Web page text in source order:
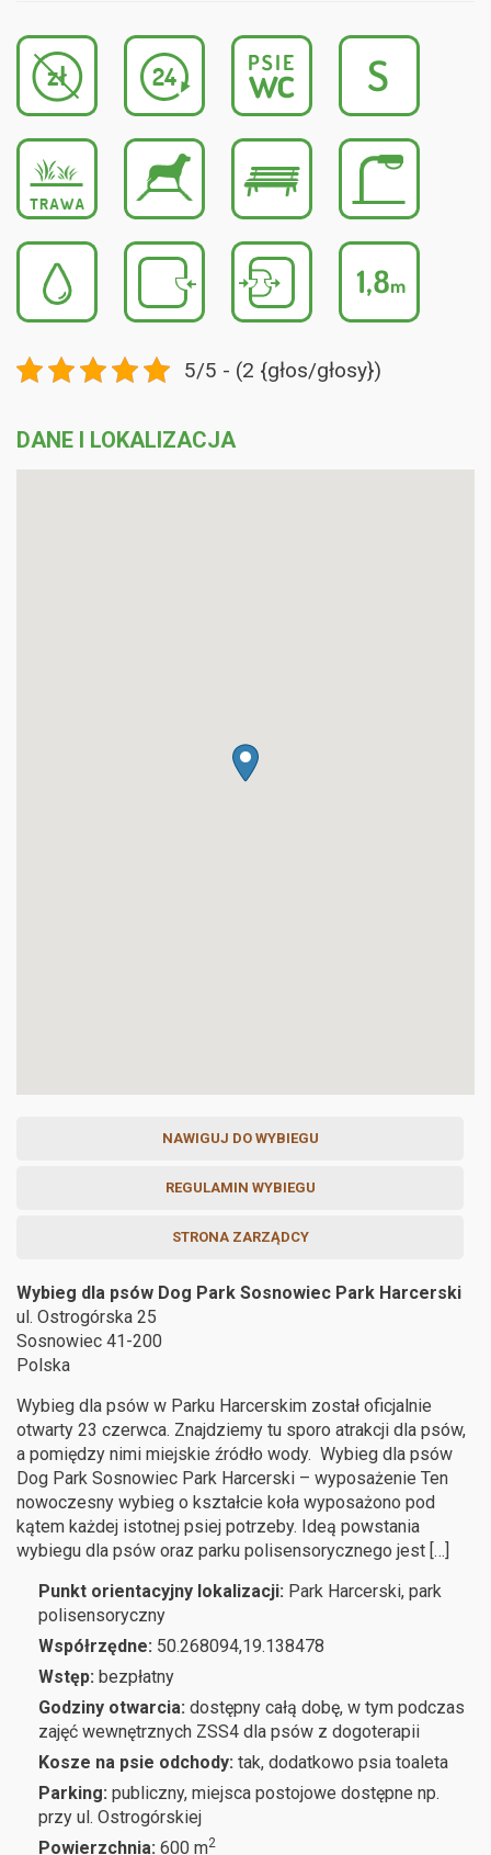
5/5 - (2 {głos/głosy})
DANE I LOKALIZACJA
NAWIGUJ DO WYBIEGU
REGULAMIN WYBIEGU
STRONA ZARZĄDCY
Wybieg dla psów Dog Park Sosnowiec Park Harcerski
ul. Ostrogórska 25
Sosnowiec 41-200
Polska
Wybieg dla psów w Parku Harcerskim został oficjalnie
otwarty 23 czerwca. Znajdziemy tu sporo atrakcji dla psów,
a pomiędzy nimi miejskie źródło wody. Wybieg dla psów
Dog Park Sosnowiec Park Harcerski – wyposażenie Ten
nowoczesny wybieg o kształcie koła wyposażono pod
kątem każdej istotnej psiej potrzeby. Ideą powstania
wybiegu dla psów oraz parku polisensorycznego jest […]
Punkt orientacyjny lokalizacji: Park Harcerski, park
polisensoryczny
Współrzędne: 50.268094,19.138478
Wstęp: bezpłatny
Godziny otwarcia: dostępny całą dobę, w tym podczas
zajęć wewnętrznych ZSS4 dla psów z dogoterapii
Kosze na psie odchody: tak, dodatkowo psia toaleta
Parking: publiczny, miejsca postojowe dostępne np.
przy ul. Ostrogórskiej
Powierzchnia: 600 m2